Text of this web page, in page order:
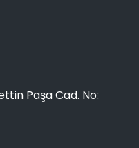
Paşa Cad. No: